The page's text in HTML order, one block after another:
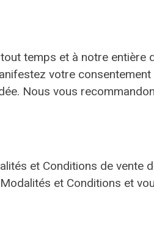
temps et à notre entière
votre consentement
Nous vous
et Conditions de vente
et Conditions et